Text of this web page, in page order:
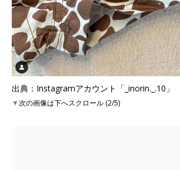
出典：Instagramアカウント「_inorin._.10」
▼次の画像は下へスクロール (2/5)